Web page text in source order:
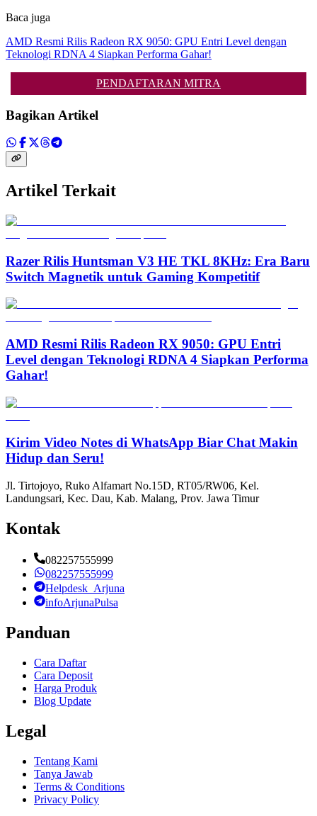
Baca juga
AMD Resmi Rilis Radeon RX 9050: GPU Entri Level dengan
Teknologi RDNA 4 Siapkan Performa Gahar!
PENDAFTARAN MITRA
Bagikan Artikel
Artikel Terkait
Razer Rilis Huntsman V3 HE TKL 8KHz: Era Baru
Switch Magnetik untuk Gaming Kompetitif
AMD Resmi Rilis Radeon RX 9050: GPU Entri
Level dengan Teknologi RDNA 4 Siapkan Performa
Gahar!
Kirim Video Notes di WhatsApp Biar Chat Makin
Hidup dan Seru!
Jl. Tirtojoyo, Ruko Alfamart No.15D, RT05/RW06, Kel.
Landungsari, Kec. Dau, Kab. Malang, Prov. Jawa Timur
Kontak
082257555999
082257555999
Helpdesk_Arjuna
infoArjunaPulsa
Panduan
Cara Daftar
Cara Deposit
Harga Produk
Blog Update
Legal
Tentang Kami
Tanya Jawab
Terms & Conditions
Privacy Policy